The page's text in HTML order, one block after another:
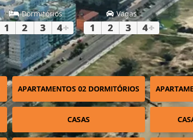
Dormitórios
1 2 3 4+
Vagas
1 2 3 4+
APARTAMENTOS 02 DORMITÓRIOS
CASAS